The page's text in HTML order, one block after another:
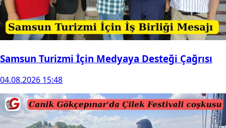
Samsun Turizmi İçin Medyaya Desteği Çağrısı
04.08.2026 15:48